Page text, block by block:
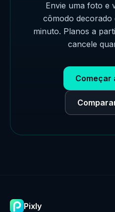
Envie uma foto e
cômodo decorado
minuto. Planos a
cancele
Começar
Pixly